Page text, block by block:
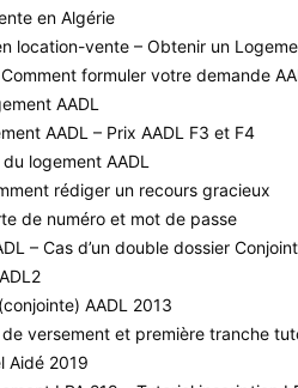
en Algérie
location-vente – Obtenir un
formuler votre demande
AADL
AADL – Prix AADL F3 et F4
logement AADL
rédiger un recours gracieux
de numéro et mot de passe
– Cas d’un double dossier Conjoint
AADL 2013
versement et première tranche
Aidé 2019